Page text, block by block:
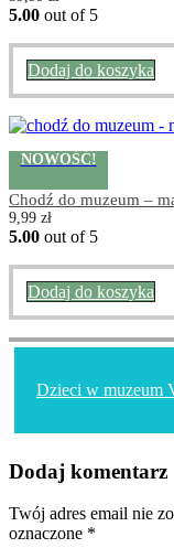
5.00 out of 5
Dodaj do koszyka
NOWOŚĆ!
Chodź do muzeum –
9,99 zł
5.00 out of 5
Dodaj do koszyka
Nawigacja
wpisu
Dzieci w muzeum
Dodaj komentarz
Twój adres email nie
oznaczone *